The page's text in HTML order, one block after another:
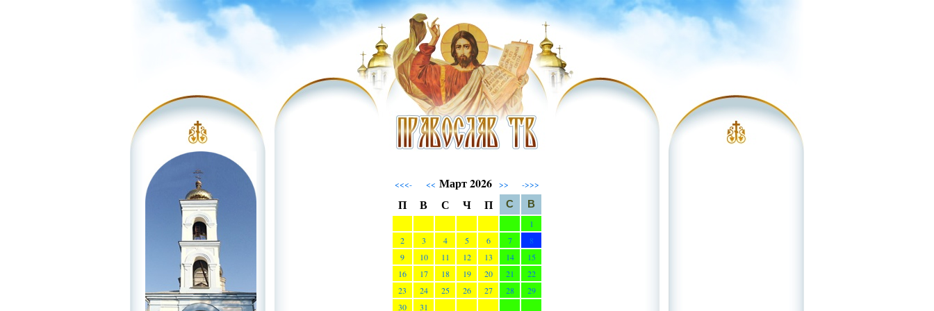
<<<- << Март 2026 >> ->>>
П В С Ч П С
В
1
2
3 4 5 6 7
8
9
10 11 12 13 14
15
16
17 18 19 20 21
22
23
24 25 26 27 28
29
30
31